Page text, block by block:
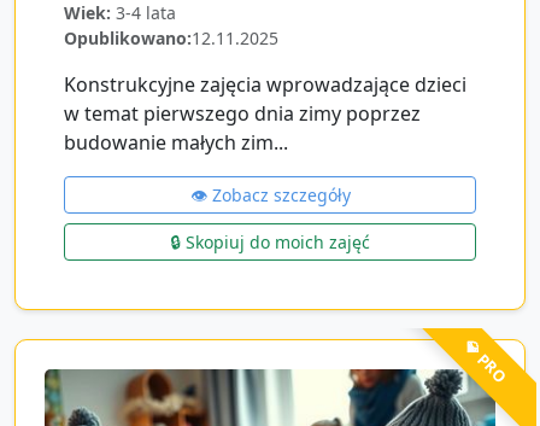
Wiek: 3-4 lata
Opublikowano:12.11.2025
Konstrukcyjne zajęcia wprowadzające dzieci
w temat pierwszego dnia zimy poprzez
budowanie małych zim...
👁️ Zobacz szczegóły
🔒 Skopiuj do moich zajęć
💎 PRO